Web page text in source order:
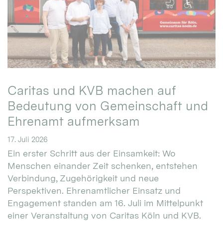
Caritas und KVB machen auf
Bedeutung von Gemeinschaft und
Ehrenamt aufmerksam
17. Juli 2026
Ein erster Schritt aus der Einsamkeit: Wo
Menschen einander Zeit schenken, entstehen
Verbindung, Zugehörigkeit und neue
Perspektiven. Ehrenamtlicher Einsatz und
Engagement standen am 16. Juli im Mittelpunkt
einer Veranstaltung von Caritas Köln und KVB.